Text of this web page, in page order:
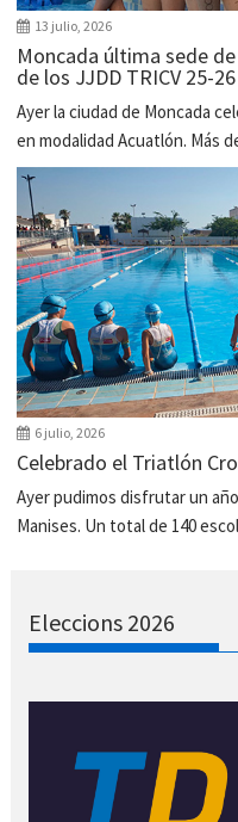
13 julio, 2026
Moncada última sede
de los JJDD TRICV 25-26
Ayer la ciudad de Moncada
en modalidad Acuatlón. Más
6 julio, 2026
Celebrado el Triatlón
Ayer pudimos disfrutar un
Manises. Un total de 140
Eleccions 2026